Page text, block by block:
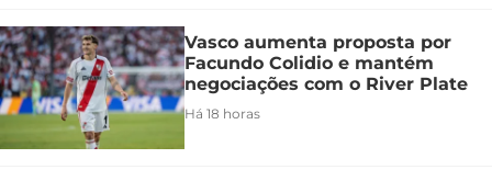
Vasco aumenta proposta por
Facundo Colidio e mantém
negociações com o River Plate
Há 18 horas